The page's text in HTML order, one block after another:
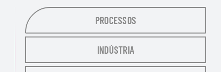
PROCESSOS
INDÚSTRIA